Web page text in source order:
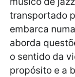
transportado
embarca
aborda
o sentido da
propósito e a